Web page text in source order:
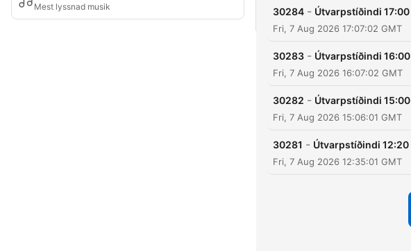
Mest lyssnad musik 30284 - Útvarpstíðindi 17:00
Fri, 7 Aug 2026 17:07:02 GMT
30283 - Útvarpstíðindi 16:00
Fri, 7 Aug 2026 16:07:02 GMT
30282 - Útvarpstíðindi 15:00
Fri, 7 Aug 2026 15:06:01 GMT
30281 - Útvarpstíðindi 12:20
Fri, 7 Aug 2026 12:35:01 GMT